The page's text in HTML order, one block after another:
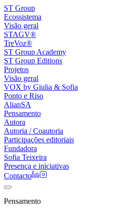
ST Group
Ecossistema
Visão geral
STAGV®
TreVoz®
ST Group Academy
ST Group Editions
Projetos
Visão geral
VOX by Giulia & Sofia
Ponto e Riso
AlianSA
Pensamento
Autora
Autoria / Coautoria
Participações editoriais
Fundadora
Sofia Teixeira
Presença e iniciativas
Contacto
Pensamento